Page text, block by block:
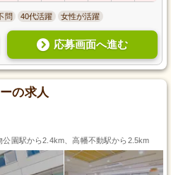
問 40代活躍 女性が活躍
応募画面へ進む
の求人
園駅から2.4km、高幡不動駅から2.5km